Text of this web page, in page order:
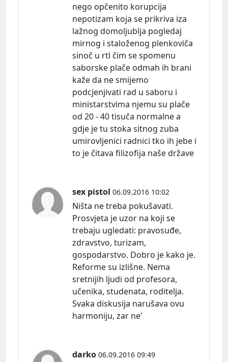
nego opčenito korupcija
nepotizam koja se prikriva iza
lažnog domoljublja pogledaj
mirnog i staloženog plenkoviča
sinoč u rtl čim se spomenu
saborske plače odmah ih brani
kaže da ne smijemo
podcjenjivati rad u saboru i
ministarstvima njemu su plače
od 20 - 40 tisuča normalne a
gdje je tu stoka sitnog zuba
umirovljenici radnici tko ih jebe i
to je čitava filizofija naše države
sex pistol 06.09.2016 10:02
Ništa ne treba pokušavati.
Prosvjeta je uzor na koji se
trebaju ugledati: pravosuđe,
zdravstvo, turizam,
gospodarstvo. Dobro je kako je.
Reforme su izlišne. Nema
sretnijih ljudi od profesora,
učenika, studenata, roditelja.
Svaka diskusija narušava ovu
harmoniju, zar ne'
darko 06.09.2016 09:49